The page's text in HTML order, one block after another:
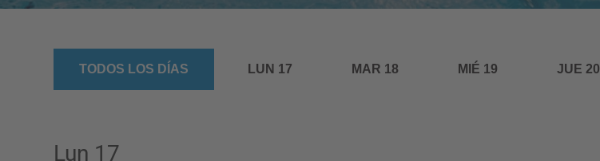
TODOS LOS DÍAS LUN 17 MAR 18 MIÉ 19 JUE 20
Lun 17